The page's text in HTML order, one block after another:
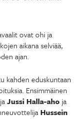
ovat ohi ja
aikana selviää,
ajan.
kahden eduskuntaan
Ensimmäinen
Jussi Halla-aho ja
Hussein